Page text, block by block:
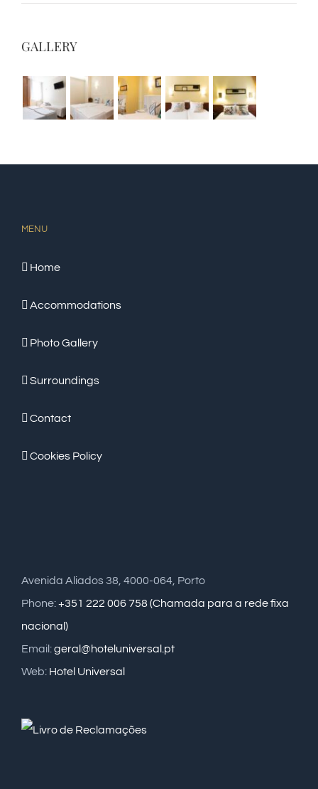
GALLERY
MENU
Home
Accommodations
Photo Gallery
Surroundings
Contact
Cookies Policy
Avenida Aliados 38, 4000-064, Porto
Phone:+351 222 006 758 (Chamada para a rede fixa
nacional)
Email:geral@hoteluniversal.pt
Web: Hotel Universal